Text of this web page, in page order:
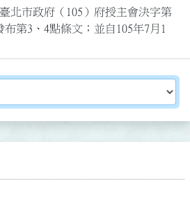
北市政府（105）府授主會決字第
布第3、4點條文；並自105年7月1